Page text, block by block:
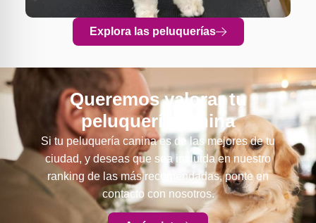
Explora las peluquerías
Queremos valorar tu
peluquería canina
Si tu peluquería canina es de las mejores de tu
ciudad, y deseas que sea incluida en nuestro
ranking de las más recomendadas, ponte en
contacto con nosotros.